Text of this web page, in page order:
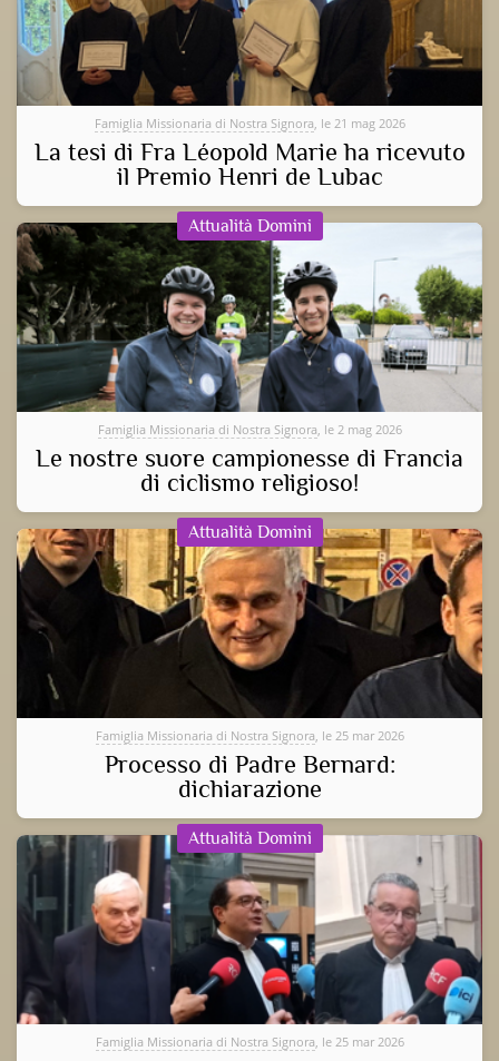
Famiglia Missionaria di Nostra Signora, le 21 mag 2026
La tesi di Fra Léopold Marie ha ricevuto
il Premio Henri de Lubac
Attualità Domini
Famiglia Missionaria di Nostra Signora, le 2 mag 2026
Le nostre suore campionesse di Francia
di ciclismo religioso!
Attualità Domini
Famiglia Missionaria di Nostra Signora, le 25 mar 2026
Processo di Padre Bernard:
dichiarazione
Attualità Domini
Famiglia Missionaria di Nostra Signora, le 25 mar 2026